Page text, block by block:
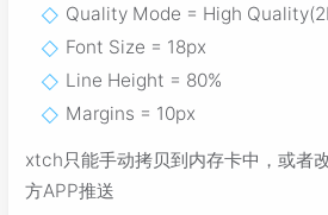
Quality Mode = High
Font Size = 18px
Line Height = 80%
Margins = 10px
xtch只能手动拷贝到内存卡中，或者
方APP推送